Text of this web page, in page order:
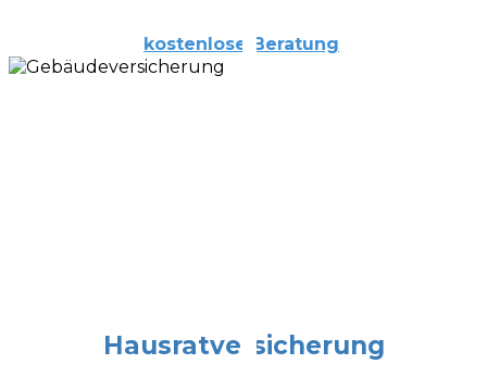
kostenlose Beratung
Hausratversicherung